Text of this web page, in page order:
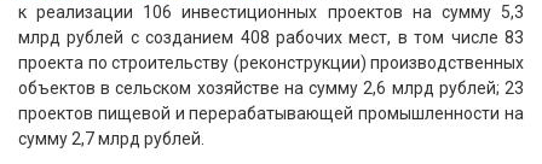
к реализации 106 инвестиционных проектов на сумму 5,3
млрд рублей с созданием 408 рабочих мест, в том числе 83
проекта по строительству (реконструкции) производственных
объектов в сельском хозяйстве на сумму 2,6 млрд рублей; 23
проектов пищевой и перерабатывающей промышленности на
сумму 2,7 млрд рублей.